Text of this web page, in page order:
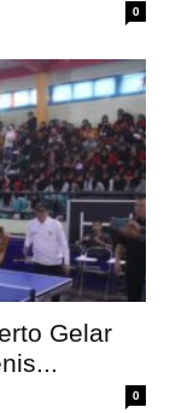
0
Gelar
0